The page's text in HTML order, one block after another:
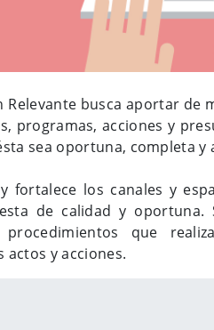
Relevante busca aportar
programas, acciones y
sea oportuna, completa
fortalece los canales y
de calidad y
que
y acciones.